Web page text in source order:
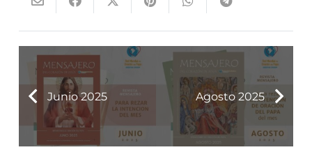
Junio 2025 Agosto 2025